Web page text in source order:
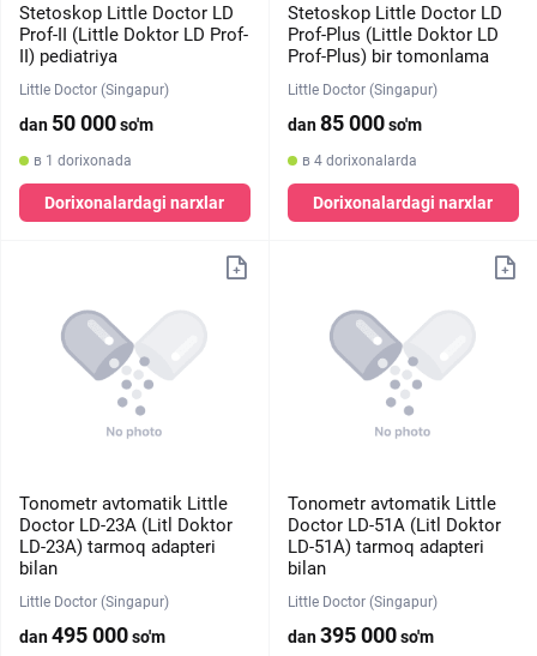
Stetoskop Little Doctor LD
Prof-II (Little Doktor LD Prof-
II) pediatriya
Little Doctor (Singapur)
dan 50 000so'm
в 1 dorixonada
Dorixonalardagi narxlar
Stetoskop Little Doctor LD
Prof-Plus (Little Doktor LD
Prof-Plus) bir tomonlama
Little Doctor (Singapur)
dan85 000so'm
в 4 dorixonalarda
Dorixonalardagi narxlar
Tonometr avtomatik Little
Doctor LD-23A (Litl Doktor
LD-23A) tarmoq adapteri
bilan
Little Doctor (Singapur)
dan495 000so'm
Tonometr avtomatik Little
Doctor LD-51A (Litl Doktor
LD-51A) tarmoq adapteri
bilan
Little Doctor (Singapur)
dan395 000so'm